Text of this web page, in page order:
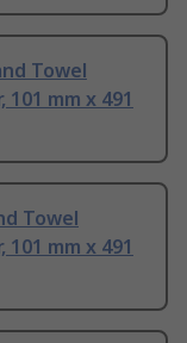
Towel
mm x 491
Towel
mm x 491